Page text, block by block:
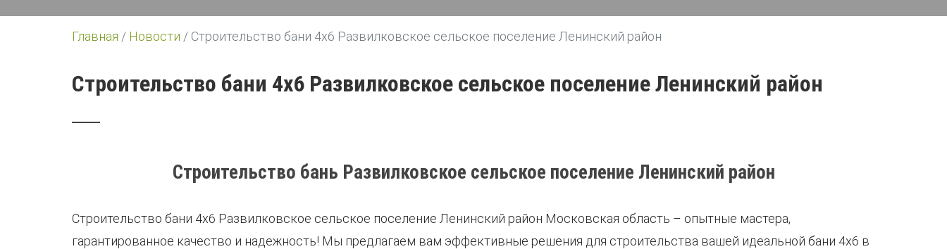
Главная / Новости / Строительство бани 4х6 Развилковское сельское поселение Ленинский район
Строительство бани 4х6 Развилковское сельское поселение Ленинский район
Строительство бань Развилковское сельское поселение Ленинский район
Строительство бани 4х6 Развилковское сельское поселение Ленинский район Московская область – опытные мастера,
гарантированное качество и надежность! Мы предлагаем вам эффективные решения для строительства вашей идеальной бани 4х6 в